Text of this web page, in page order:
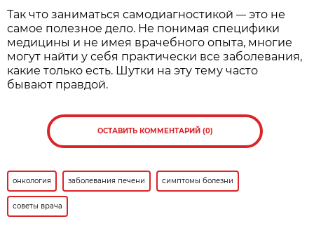
Так что заниматься самодиагностикой— это не
самое полезное дело. Не понимая специфики
медицины и не имея врачебного опыта, многие
могут найти у себя практически все заболевания,
какие только есть. Шутки на эту тему часто
бывают правдой.
ОСТАВИТЬ КОММЕНТАРИЙ (0)
онкология заболевания печени симптомы болезни
советы врача